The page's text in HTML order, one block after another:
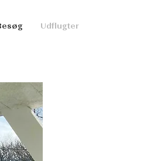
Udflugter